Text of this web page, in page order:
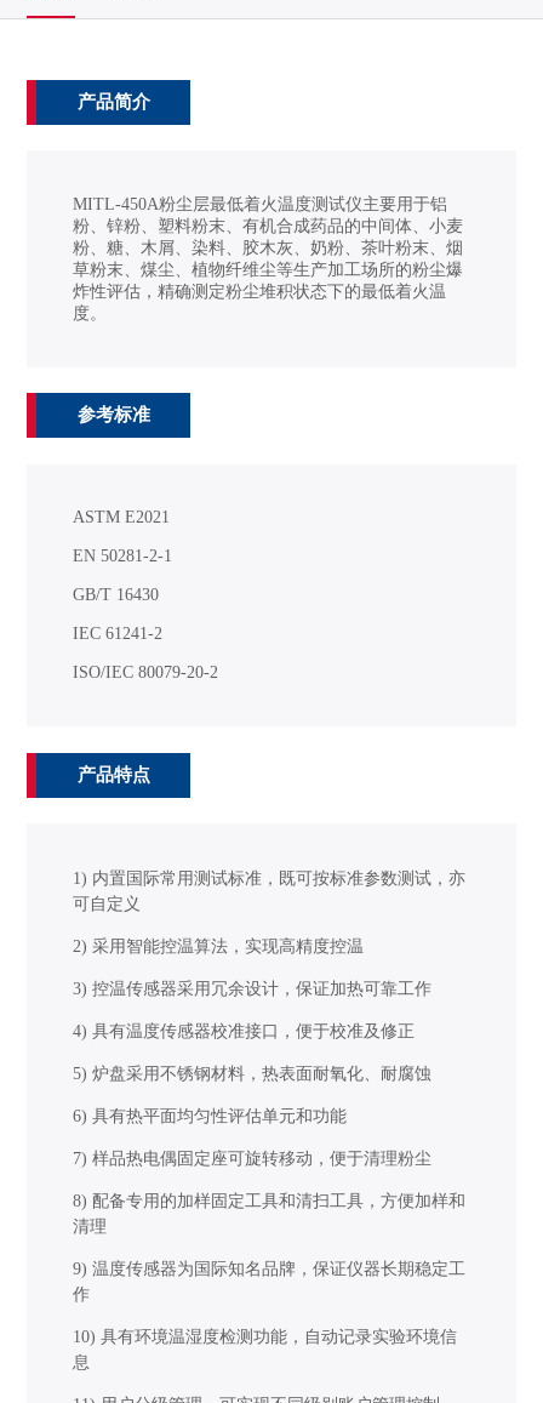
产品简介
MITL-450A粉尘层最低着火温度测试仪主要用于铝
粉、锌粉、塑料粉末、有机合成药品的中间体、小麦
粉、糖、木屑、染料、胶木灰、奶粉、茶叶粉末、烟
草粉末、煤尘、植物纤维尘等生产加工场所的粉尘爆
炸性评估，精确测定粉尘堆积状态下的最低着火温
度。
参考标准
ASTM E2021
EN 50281-2-1
GB/T 16430
IEC 61241-2
ISO/IEC 80079-20-2
产品特点
1) 内置国际常用测试标准，既可按标准参数测试，亦
可自定义
2) 采用智能控温算法，实现高精度控温
3) 控温传感器采用冗余设计，保证加热可靠工作
4) 具有温度传感器校准接口，便于校准及修正
5) 炉盘采用不锈钢材料，热表面耐氧化、耐腐蚀
6) 具有热平面均匀性评估单元和功能
7) 样品热电偶固定座可旋转移动，便于清理粉尘
8) 配备专用的加样固定工具和清扫工具，方便加样和
清理
9) 温度传感器为国际知名品牌，保证仪器长期稳定工
作
10) 具有环境温湿度检测功能，自动记录实验环境信
息